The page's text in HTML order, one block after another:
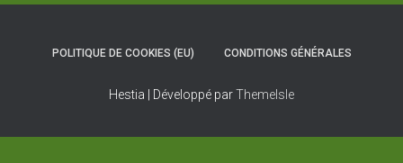
POLITIQUE DE COOKIES (EU) CONDITIONS GÉNÉRALES
Hestia | Développé parThemeIsle